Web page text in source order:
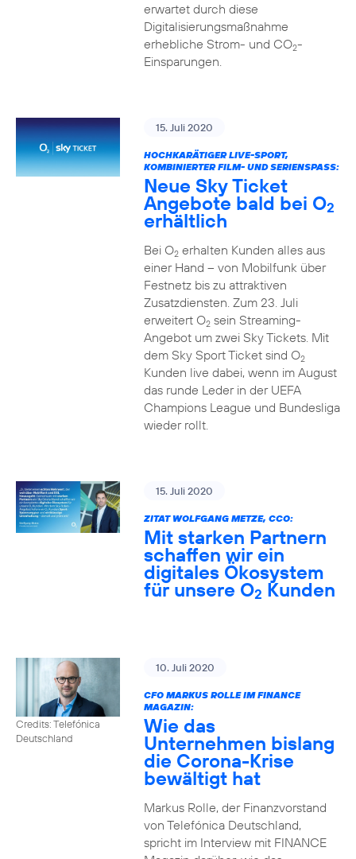
erwartet durch diese
Digitalisierungsmaßnahme
erhebliche Strom- und CO2-
Einsparungen.
15. Juli 2020
HOCHKARÄTIGER LIVE-SPORT,
KOMBINIERTER FILM- UND SERIENSPASS:
Neue Sky Ticket
Angebote bald bei O2
erhältlich
Bei O2erhalten Kunden alles aus
einer Hand – von Mobilfunk über
Festnetz bis zu attraktiven
Zusatzdiensten. Zum 23. Juli
erweitert O2sein Streaming-
Angebot um zwei Sky Tickets. Mit
dem Sky Sport Ticket sind O2
Kunden live dabei, wenn im August
das runde Leder in der UEFA
Champions League und Bundesliga
wieder rollt.
15. Juli 2020
ZITAT WOLFGANG METZE, CCO:
Mit starken Partnern
schaffen wir ein
digitales Ökosystem
für unsere O2 Kunden
Credits: Telefónica
Deutschland
10. Juli 2020
CFO MARKUS ROLLE IM FINANCE
MAGAZIN:
Wie das
Unternehmen bislang
die Corona-Krise
bewältigt hat
Markus Rolle, der Finanzvorstand
von Telefónica Deutschland,
spricht im Interview mit FINANCE